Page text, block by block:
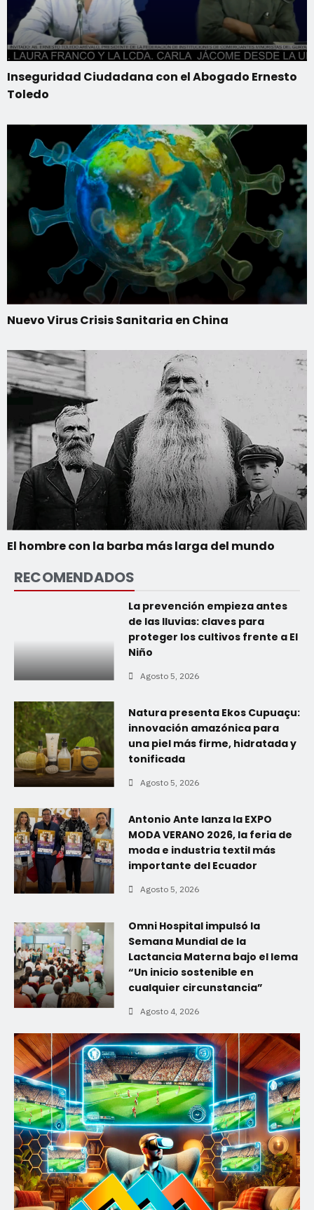
Inseguridad Ciudadana con el Abogado Ernesto
Toledo
Nuevo Virus Crisis Sanitaria en China
El hombre con la barba más larga del mundo
RECOMENDADOS
La prevención empieza antes
de las lluvias: claves para
proteger los cultivos frente a El
Niño
Agosto 5, 2026
Natura presenta Ekos Cupuaçu:
innovación amazónica para
una piel más firme, hidratada y
tonificada
Agosto 5, 2026
Antonio Ante lanza la EXPO
MODA VERANO 2026, la feria de
moda e industria textil más
importante del Ecuador
Agosto 5, 2026
Omni Hospital impulsó la
Semana Mundial de la
Lactancia Materna bajo el lema
“Un inicio sostenible en
cualquier circunstancia”
Agosto 4, 2026